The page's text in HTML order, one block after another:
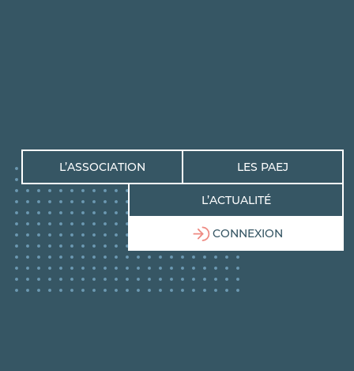
L’ASSOCIATION LES PAEJ
L’ACTUALITÉ
CONNEXION